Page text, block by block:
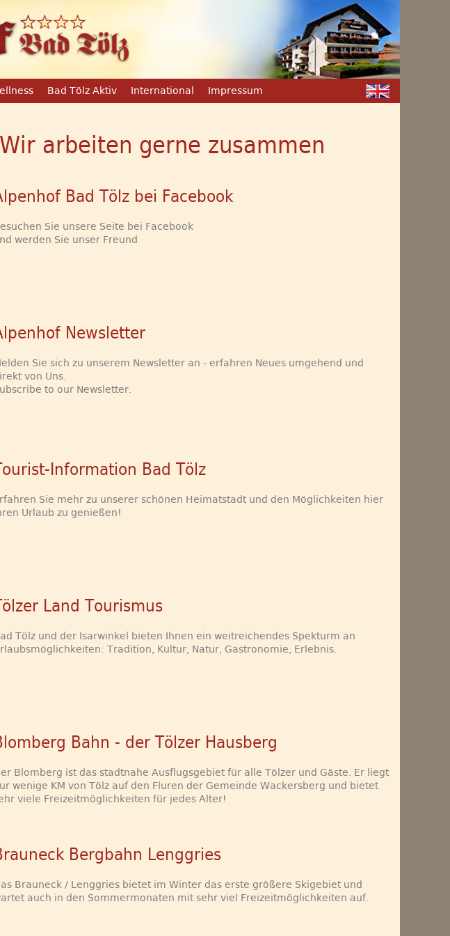
Bad Tölz Aktiv International Impressum
arbeiten gerne zusammen
Bad Tölz bei Facebook
Sie unsere Seite bei Facebook
werden Sie unser Freund
Newsletter
Sie sich zu unserem Newsletter an - erfahren Neues umgehend und
von Uns.
to our Newsletter.
Information Bad Tölz
Sie mehr zu unserer schönen Heimatstadt und den Möglichkeiten hier
Urlaub zu genießen!
Land Tourismus
Tölz und der Isarwinkel bieten Ihnen ein weitreichendes Spekturm an
Tradition, Kultur, Natur, Gastronomie, Erlebnis.
Bahn - der Tölzer Hausberg
Blomberg ist das stadtnahe Ausflugsgebiet für alle Tölzer und Gäste. Er liegt
wenige KM von Tölz auf den Fluren der Gemeinde Wackersberg und bietet
viele Freizeitmöglichkeiten für jedes Alter!
Bergbahn Lenggries
Brauneck / Lenggries bietet im Winter das erste größere Skigebiet und
auch in den Sommermonaten mit sehr viel Freizeitmöglichkeiten auf.